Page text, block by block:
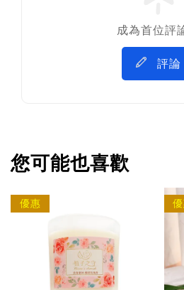
成為首位評
評論
您可能也喜歡
優惠